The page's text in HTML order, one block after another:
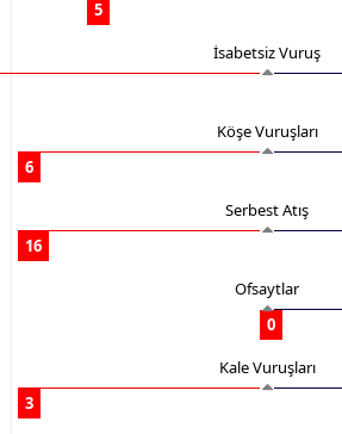
5
İsabetsiz Vuruş
Köşe Vuruşları
6
Serbest Atış
16
Ofsaytlar
0
Kale Vuruşları
3